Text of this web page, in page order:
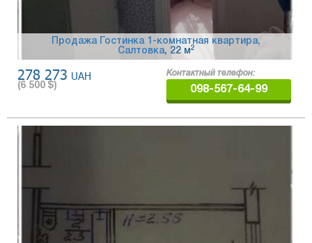
Продажа Гостинка 1-комнатная квартира,
Салтовка, 22 м 2
278 273 UAH
(6 500 $)
Контактный телефон:
098-567-64-99